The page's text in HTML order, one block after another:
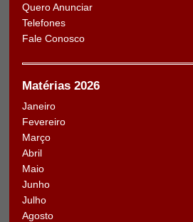
Quero Anunciar
Telefones
Fale Conosco
Matérias 2026
Janeiro
Fevereiro
Março
Abril
Maio
Junho
Julho
Agosto